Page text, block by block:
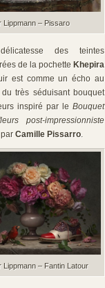
Lippmann – Pissaro
des teintes
de la pochette Khepira
est comme un écho au
très séduisant bouquet
inspiré par le Bouquet
post-impressionniste
Camille Pissarro.
Lippmann – Fantin Latour